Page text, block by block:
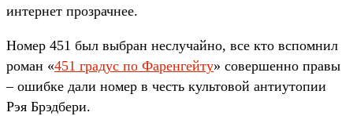
интернет прозрачнее.
Номер 451 был выбран неслучайно, все кто вспомнил
роман «451 градус по Фаренгейту» совершенно правы
– ошибке дали номер в честь культовой антиутопии
Рэя Брэдбери.